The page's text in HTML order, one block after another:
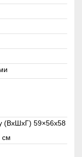
(ВхШхГ) 59×56х58
см